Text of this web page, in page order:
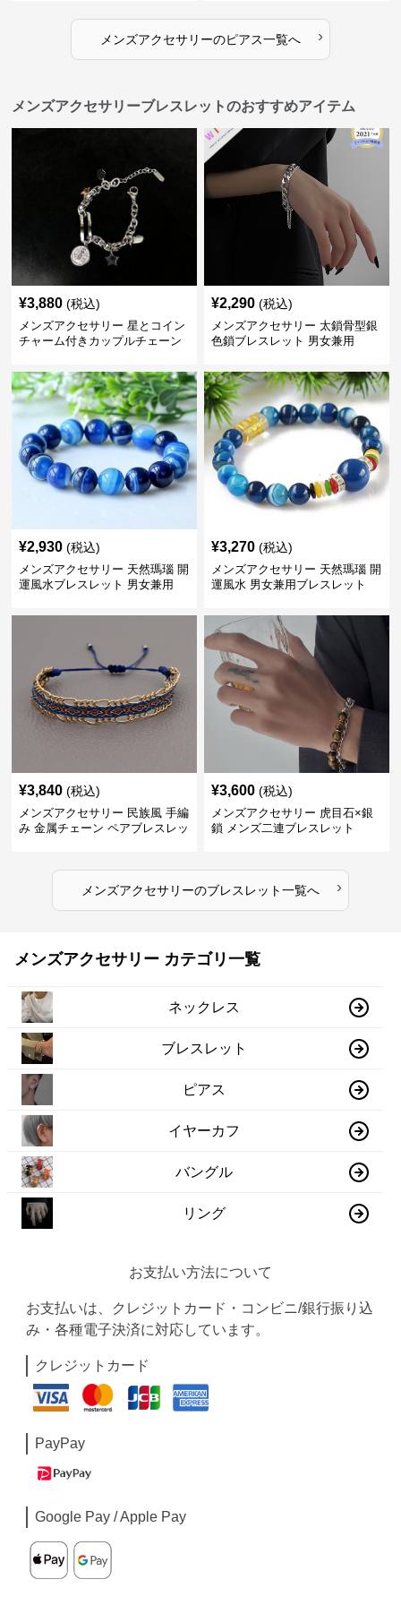
メンズアクセサリーのピアス一覧へ ›
メンズアクセサリーブレスレットのおすすめアイテム
¥3,880 (税込)
メンズアクセサリー 星とコイン
チャーム付きカップルチェーン
¥2,290 (税込)
メンズアクセサリー 太鎖骨型銀
色鎖ブレスレット 男女兼用
¥2,930 (税込)
メンズアクセサリー 天然瑪瑙 開
運風水ブレスレット 男女兼用
¥3,270 (税込)
メンズアクセサリー 天然瑪瑙 開
運風水 男女兼用ブレスレット
¥3,840 (税込)
メンズアクセサリー 民族風 手編
み 金属チェーン ペアブレスレッ
¥3,600 (税込)
メンズアクセサリー 虎目石×銀
鎖 メンズ二連ブレスレット
メンズアクセサリーのブレスレット一覧へ ›
メンズアクセサリー カテゴリ一覧
ネックレス
ブレスレット
ピアス
イヤーカフ
バングル
リング
お支払い方法について
お支払いは、クレジットカード・コンビニ/銀行振り込
み・各種電子決済に対応しています。
クレジットカード
PayPay
Google Pay / Apple Pay